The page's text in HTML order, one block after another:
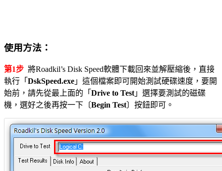
使用方法：
第1步 將Roadkil’s Disk Speed軟體下載回來並解壓縮後，直接
執行「 DskSpeed.exe 」這個檔案即可開始測試硬碟速度，要開
始前，請先從最上面的「 Drive to Test」選擇要測試的磁碟
機，選好之後再按一下〔Begin Test〕按鈕即可。